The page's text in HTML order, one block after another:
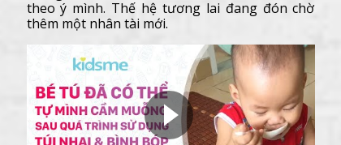
theo ý mình. Thế hệ tương lai đang đón chờ
thêm một nhân tài mới.